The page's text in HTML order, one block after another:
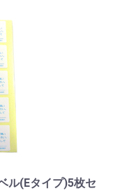
ル(Eタイプ)5枚セ